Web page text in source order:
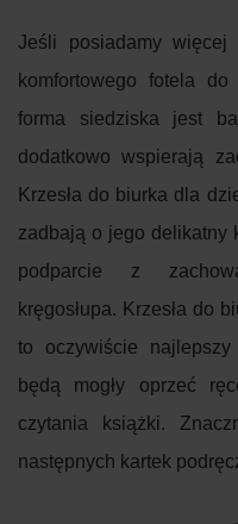
Jeśli posiadamy więcej
komfortowego fotela
forma siedziska jest
dodatkowo wspierają
Krzesła do biurka dla
zadbają o jego delikatny
podparcie z
kręgosłupa. Krzesła do
to oczywiście
będą mogły oprzeć
czytania książki.
następnych kartek